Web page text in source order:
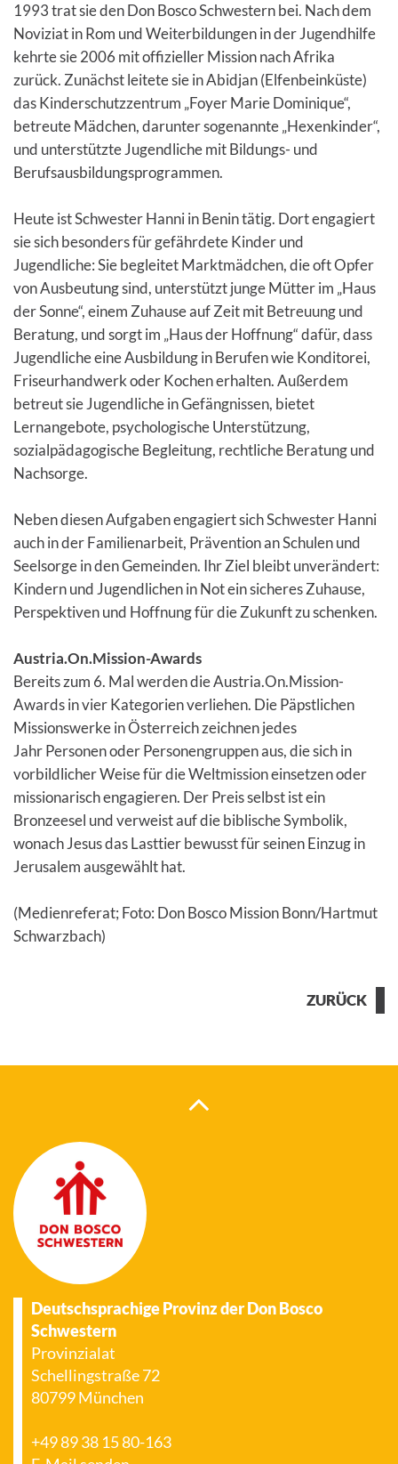
1993 trat sie den Don Bosco Schwestern bei. Nach dem
Noviziat in Rom und Weiterbildungen in der Jugendhilfe
kehrte sie 2006 mit offizieller Mission nach Afrika
zurück. Zunächst leitete sie in Abidjan (Elfenbeinküste)
das Kinderschutzzentrum „Foyer Marie Dominique“,
betreute Mädchen, darunter sogenannte „Hexenkinder“,
und unterstützte Jugendliche mit Bildungs- und
Berufsausbildungsprogrammen.
Heute ist Schwester Hanni in Benin tätig. Dort engagiert
sie sich besonders für gefährdete Kinder und
Jugendliche: Sie begleitet Marktmädchen, die oft Opfer
von Ausbeutung sind, unterstützt junge Mütter im „Haus
der Sonne“, einem Zuhause auf Zeit mit Betreuung und
Beratung, und sorgt im „Haus der Hoffnung“ dafür, dass
Jugendliche eine Ausbildung in Berufen wie Konditorei,
Friseurhandwerk oder Kochen erhalten. Außerdem
betreut sie Jugendliche in Gefängnissen, bietet
Lernangebote, psychologische Unterstützung,
sozialpädagogische Begleitung, rechtliche Beratung und
Nachsorge.
Neben diesen Aufgaben engagiert sich Schwester Hanni
auch in der Familienarbeit, Prävention an Schulen und
Seelsorge in den Gemeinden. Ihr Ziel bleibt unverändert:
Kindern und Jugendlichen in Not ein sicheres Zuhause,
Perspektiven und Hoffnung für die Zukunft zu schenken.
Austria.On.Mission-Awards
Bereits zum 6. Mal werden die Austria.On.Mission-
Awards in vier Kategorien verliehen. Die Päpstlichen
Missionswerke in Österreich zeichnen jedes
Jahr Personen oder Personengruppen aus, die sich in
vorbildlicher Weise für die Weltmission einsetzen oder
missionarisch engagieren. Der Preis selbst ist ein
Bronzeesel und verweist auf die biblische Symbolik,
wonach Jesus das Lasttier bewusst für seinen Einzug in
Jerusalem ausgewählt hat.
(Medienreferat; Foto: Don Bosco Mission Bonn/Hartmut
Schwarzbach)
ZURÜCK
Deutschsprachige Provinz der Don Bosco
Schwestern
Provinzialat
Schellingstraße 72
80799 München
+49 89 38 15 80-163